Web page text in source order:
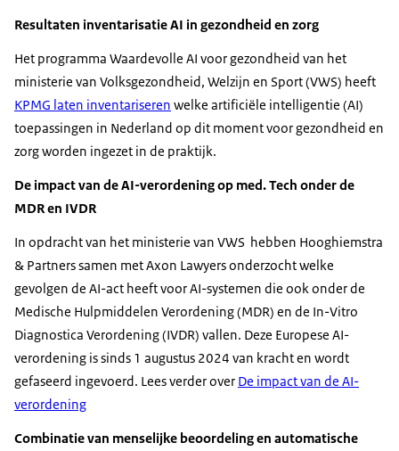
Resultaten inventarisatie AI in gezondheid en zorg
Het programma Waardevolle AI voor gezondheid van het
ministerie van Volksgezondheid, Welzijn en Sport (VWS) heeft
KPMG laten inventariseren welke artificiële intelligentie (AI)
toepassingen in Nederland op dit moment voor gezondheid en
zorg worden ingezet in de praktijk.
De impact van de AI-verordening op med. Tech onder de
MDR en IVDR
In opdracht van het ministerie van VWS hebben Hooghiemstra
& Partners samen met Axon Lawyers onderzocht welke
gevolgen de AI-act heeft voor AI-systemen die ook onder de
Medische Hulpmiddelen Verordening (MDR) en de In-Vitro
Diagnostica Verordening (IVDR) vallen. Deze Europese AI-
verordening is sinds 1 augustus 2024 van kracht en wordt
gefaseerd ingevoerd. Lees verder over De impact van de AI-
verordening
Combinatie van menselijke beoordeling en automatische